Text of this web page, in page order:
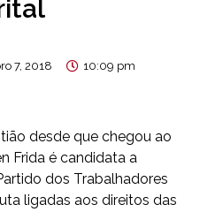
7, 2018
10:09 pm
desde que chegou ao
Frida é candidata a
dos Trabalhadores
ligadas aos direitos das